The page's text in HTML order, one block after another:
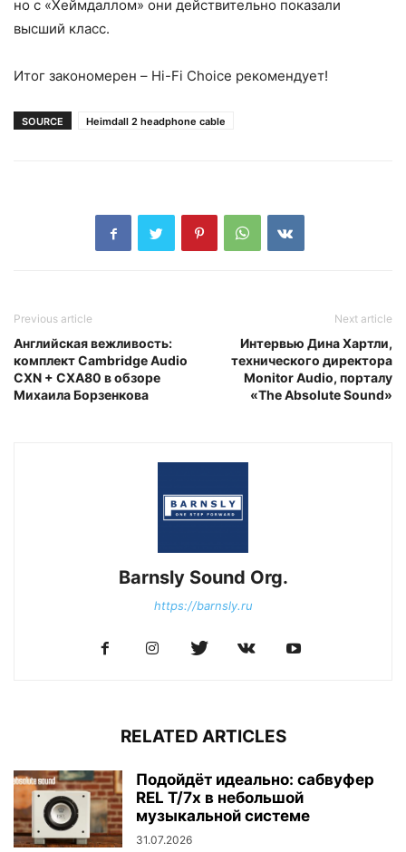
но с «Хеймдаллом» они действительно показали
высший класс.
Итог закономерен – Hi-Fi Choice рекомендует!
SOURCE Heimdall 2 headphone cable
Previous article
Английская вежливость:
комплект Cambridge Audio
CXN + CXA80 в обзоре
Михаила Борзенкова
Next article
Интервью Дина Хартли,
технического директора
Monitor Audio, порталу
«The Absolute Sound»
Barnsly Sound Org.
https://barnsly.ru
RELATED ARTICLES
Подойдёт идеально: сабвуфер
REL T/7x в небольшой
музыкальной системе
31.07.2026